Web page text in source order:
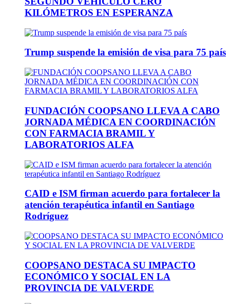
KILÓMETROS EN ESPERANZA
Trump suspende la emisión de visa para 75 país
FUNDACIÓN COOPSANO LLEVA A CABO
JORNADA MÉDICA EN COORDINACIÓN
CON FARMACIA BRAMIL Y
LABORATORIOS ALFA
CAID e ISM firman acuerdo para fortalecer la
atención terapéutica infantil en Santiago
Rodríguez
COOPSANO DESTACA SU IMPACTO
ECONÓMICO Y SOCIAL EN LA
PROVINCIA DE VALVERDE